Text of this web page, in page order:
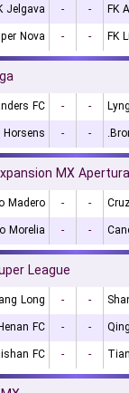
Jelgava
- -
FK
Nova
- - FK
FC - -
Horsens
- -
MX Apertura
Madero - -
Morelia
- -
League
Long - -
FC
- -
FC
- -